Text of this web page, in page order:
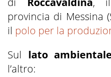
provincia di Messina
il polo per la
Sul lato ambientale
l’altro: